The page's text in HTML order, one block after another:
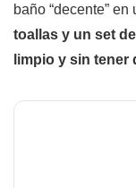
baño “decente”
toallas y un set
limpio y sin